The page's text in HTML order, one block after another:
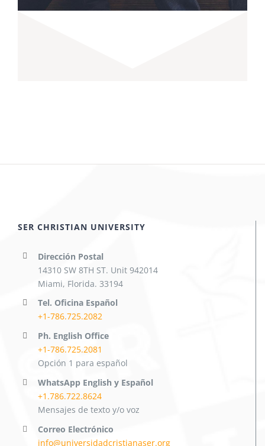
SER CHRISTIAN UNIVERSITY
Dirección Postal
14310 SW 8TH ST. Unit 942014
Miami, Florida. 33194
Tel. Oficina Español
+1-786.725.2082
Ph. English Office
+1-786.725.2081
Opción 1 para español
WhatsApp English y Español
+1.786.722.8624
Mensajes de texto y/o voz
Correo Electrónico
info@universidadcristianaser.org